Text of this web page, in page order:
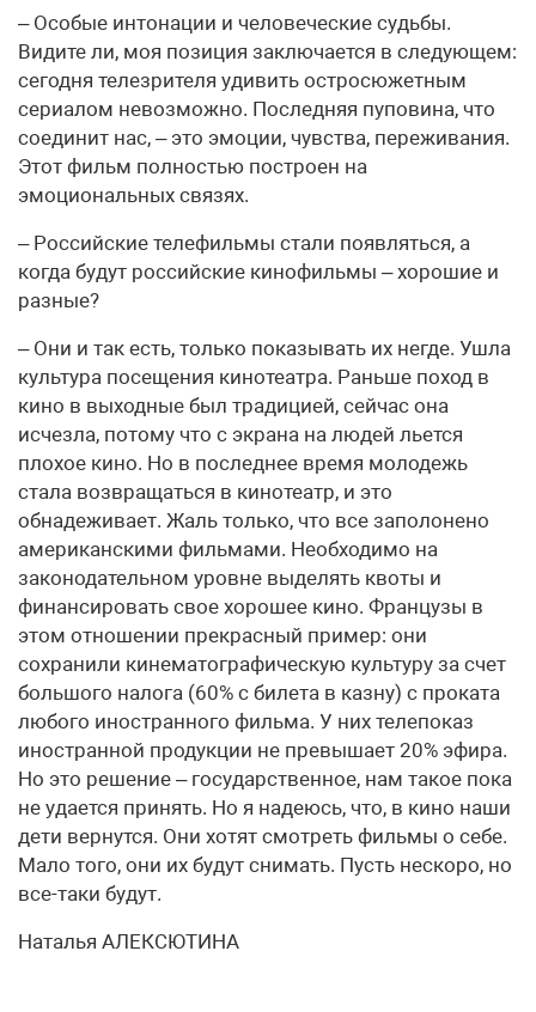
– Особые интонации и человеческие судьбы.
Видите ли, моя позиция заключается в следующем:
сегодня телезрителя удивить остросюжетным
сериалом невозможно. Последняя пуповина, что
соединит нас, – это эмоции, чувства, переживания.
Этот фильм полностью построен на
эмоциональных связях.
– Российские телефильмы стали появляться, а
когда будут российские кинофильмы – хорошие и
разные?
– Они и так есть, только показывать их негде. Ушла
культура посещения кинотеатра. Раньше поход в
кино в выходные был традицией, сейчас она
исчезла, потому что с экрана на людей льется
плохое кино. Но в последнее время молодежь
стала возвращаться в кинотеатр, и это
обнадеживает. Жаль только, что все заполонено
американскими фильмами. Необходимо на
законодательном уровне выделять квоты и
финансировать свое хорошее кино. Французы в
этом отношении прекрасный пример: они
сохранили кинематографическую культуру за счет
большого налога (60% с билета в казну) с проката
любого иностранного фильма. У них телепоказ
иностранной продукции не превышает 20% эфира.
Но это решение – государственное, нам такое пока
не удается принять. Но я надеюсь, что, в кино наши
дети вернутся. Они хотят смотреть фильмы о себе.
Мало того, они их будут снимать. Пусть нескоро, но
все-таки будут.
Наталья АЛЕКСЮТИНА